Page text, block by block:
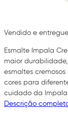
Vendido e
Esmalte Impala
maior
esmaltes
cores para
cuidado da
Descrição